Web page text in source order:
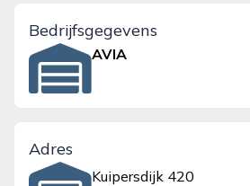
Bedrijfsgegevens
AVIA
Adres
Kuipersdijk 420